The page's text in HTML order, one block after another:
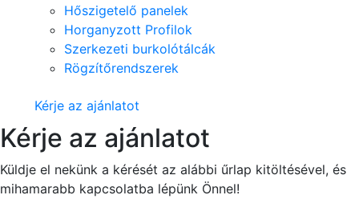
Hőszigetelő panelek
Horganyzott Profilok
Szerkezeti burkolótálcák
Rögzítőrendszerek
Kérje az ajánlatot
Kérje az ajánlatot
Küldje el nekünk a kérését az alábbi űrlap kitöltésével, és
mihamarabb kapcsolatba lépünk Önnel!